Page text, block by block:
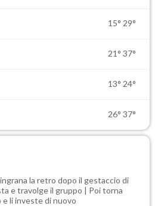
15° 29°
21° 37°
13° 24°
26° 37°
la retro dopo il gestaccio di
e travolge il gruppo | Poi torna
li investe di nuovo